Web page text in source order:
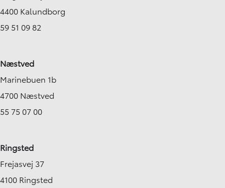
4400 Kalundborg
59 51 09 82
Næstved
Marinebuen 1b
4700 Næstved
55 75 07 00
Ringsted
Frejasvej 37
4100 Ringsted